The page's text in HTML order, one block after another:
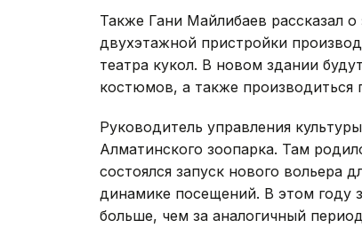
Также Гани Майлибаев рассказал
двухэтажной пристройки
театра кукол. В новом здании
костюмов, а также производиться
Руководитель управления
Алматинского зоопарка. Там
состоялся запуск нового вольера
динамике посещений. В этом году
больше, чем за аналогичный